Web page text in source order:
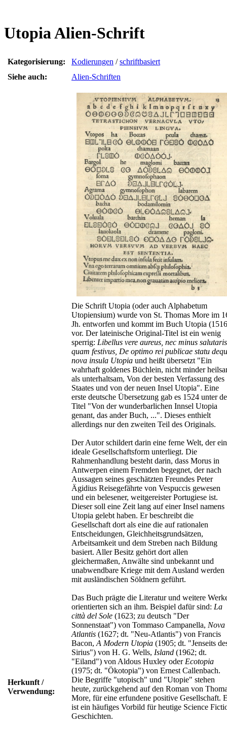
Utopia Alien-Schrift
Kategorisierung: Kodierungen /schriftbasiert
Siehe auch:
Alien-Schriften
Herkunft /
Verwendung:
Die Schrift Utopia (oder auch Alphabetum
Utopiensium) wurde von St. Thomas More im
Jh. entworfen und kommt im Buch Utopia
vor. Der lateinische Original-Titel ist ein wenig
sperrig: Libellus vere aureus, nec minus salutaris
quam festivus, De optimo rei publicae statu
nova insula Utopia und heißt übersetzt "Ein
wahrhaft goldenes Büchlein, nicht minder
als unterhaltsam, Von der besten Verfassung des
Staates und von der neuen Insel Utopia". Eine
erste deutsche Übersetzung gab es 1524 unter
Titel "Von der wunderbarlichen Innsel Utopia
genant, das ander Buch, ...". Dieses enthielt
allerdings nur den zweiten Teil des Originals.
Der Autor schildert darin eine ferne Welt, der
ideale Gesellschaftsform unterliegt. Die
Rahmenhandlung besteht darin, dass Morus in
Antwerpen einem Fremden begegnet, der nach
Aussagen seines geschätzten Freundes Peter
Ägidius Reisegefährte von Vespuccis gewesen
und ein belesener, weitgereister Portugiese ist.
Dieser soll eine Zeit lang auf einer Insel namens
Utopia gelebt haben. Er beschreibt die
Gesellschaft dort als eine die auf rationalen
Entscheidungen, Gleichheitsgrundsätzen,
Arbeitsamkeit und dem Streben nach Bildung
basiert. Aller Besitz gehört dort allen
gleichermaßen, Anwälte sind unbekannt und
unabwendbare Kriege mit dem Ausland werden
mit ausländischen Söldnern geführt.
Das Buch prägte die Literatur und weitere
orientierten sich an ihm. Beispiel dafür sind: La
città del Sole (1623; zu deutsch "Der
Sonnenstaat") von Tommaso Campanella, Nova
Atlantis (1627; dt. "Neu-Atlantis") von Francis
Bacon, A Modern Utopia (1905; dt. "Jenseits
Sirius") von H. G. Wells, Island (1962; dt.
"Eiland") von Aldous Huxley oder Ecotopia
(1975; dt. "Ökotopia") von Ernest Callenbach.
Die Begriffe "utopisch" und "Utopie" stehen
heute, zurückgehend auf den Roman von
More, für eine erfundene positive Gesellschaft.
ist ein häufiges Vorbild für heutige Science
Geschichten.